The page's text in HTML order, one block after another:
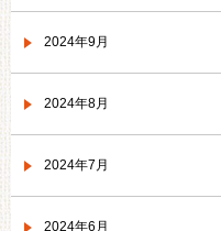
2024年9月
2024年8月
2024年7月
2024年6月